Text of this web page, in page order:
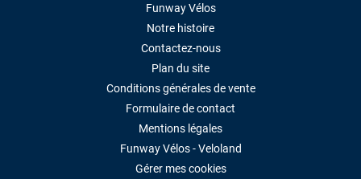
Funway Vélos
Notre histoire
Contactez-nous
Plan du site
Conditions générales de vente
Formulaire de contact
Mentions légales
Funway Vélos - Veloland
Gérer mes cookies